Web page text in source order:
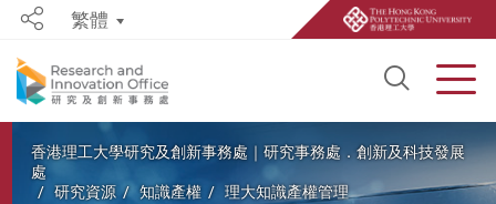
Open
Share繁體
Start main content
香港理工大學研究及創新事務處｜研究事務處．創新及科技發展
處
研究資源
知識產權 理大知識產權管理